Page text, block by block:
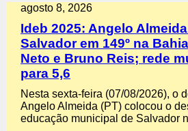
agosto 8, 2026
Ideb 2025: Angelo
Salvador em 149º na
Neto e Bruno Reis; rede
para 5,6
Nesta sexta-feira (07/08/2026), o
Angelo Almeida (PT) colocou o
educação municipal de Salvador